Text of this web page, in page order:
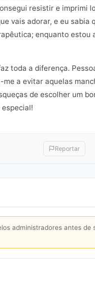
resistir e imprimi
vais adorar, e eu
enquanto
toda a diferença.
a evitar aquelas
de escolher um
Reportar
administradores antes